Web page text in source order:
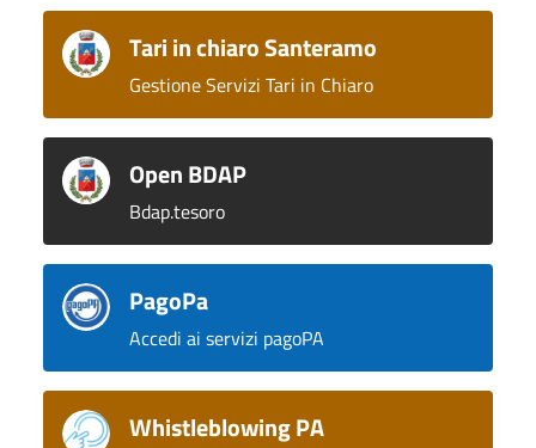
Tari in chiaro Santeramo
Gestione Servizi Tari in Chiaro
Open BDAP
Bdap.tesoro
PagoPa
Accedi ai servizi pagoPA
Whistleblowing PA